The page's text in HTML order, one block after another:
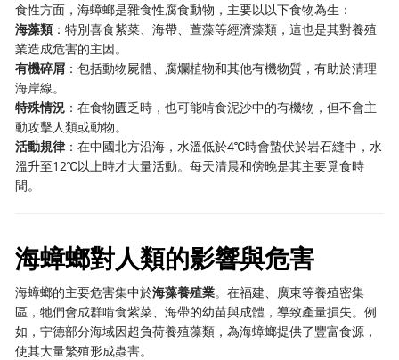
食性方面，海蟑螂是雜食性腐食動物，主要以以下食物為生：
海藻類 ：特別喜食紫菜、海帶、萱藻等經濟藻類，這也是其對養殖
業造成危害的主因。
有機碎屑 ：包括動物屍體、腐爛植物和其他有機物質，有助於清理
海岸線。
特殊情況 ：在食物匱乏時，也可能啃食泥沙中的有機物，但不會主
動攻擊人類或動物。
活動規律：在中國北方沿海，水溫低於4℃時會蟄伏於岩石縫中，水
溫升至12℃以上時才大量活動。每天清晨和傍晚是其主要覓食時
間。
海蟑螂對人類的影響與危害
海蟑螂的主要危害集中於海藻養殖業。在福建、廣東等養殖密集
區，牠們會成群啃食紫菜、海帶的幼苗與成體，導致產量損失。例
如，宁德部分海域因超負荷養殖藻類，為海蟑螂提供了豐富食源，
使其大量繁殖形成蟲害。